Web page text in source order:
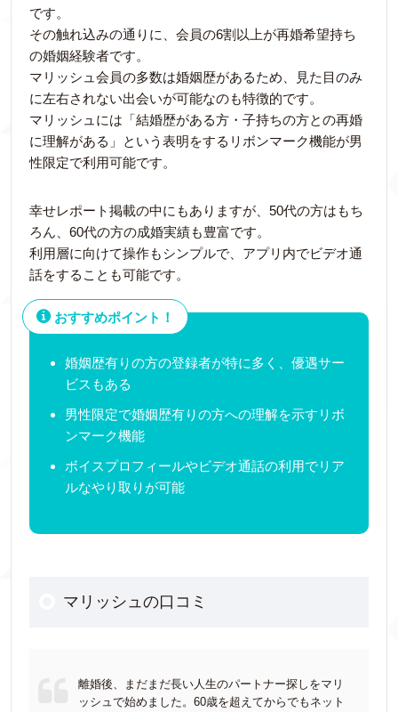
です。
その触れ込みの通りに、会員の6割以上が再婚希望持ち
の婚姻経験者です。
マリッシュ会員の多数は婚姻歴があるため、見た目のみ
に左右されない出会いが可能なのも特徴的です。
マリッシュには「結婚歴がある方・子持ちの方との再婚
に理解がある」という表明をするリボンマーク機能が男
性限定で利用可能です。
幸せレポート掲載の中にもありますが、50代の方はもち
ろん、60代の方の成婚実績も豊富です。
利用層に向けて操作もシンプルで、アプリ内でビデオ通
話をすることも可能です。
おすすめポイント！
婚姻歴有りの方の登録者が特に多く、優遇サー
ビスもある
男性限定で婚姻歴有りの方への理解を示すリボ
ンマーク機能
ボイスプロフィールやビデオ通話の利用でリア
ルなやり取りが可能
マリッシュの口コミ
離婚後、まだまだ長い人生のパートナー探しをマリ
ッシュで始めました。60歳を超えてからでもネット